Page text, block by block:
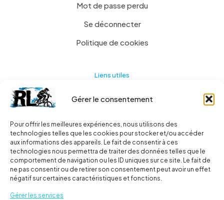
Gérer le consentement
Pour offrir les meilleures expériences, nous utilisons des
technologies telles que les cookies pour stocker et/ou accéder
aux informations des appareils. Le fait de consentir à ces
technologies nous permettra de traiter des données telles que le
comportement de navigation ou les ID uniques sur ce site. Le fait de
ne pas consentir ou de retirer son consentement peut avoir un effet
négatif sur certaines caractéristiques et fonctions.
Gérer les services
Mot de passe perdu
Se déconnecter
Politique de cookies
Liens utiles
Actualités
A propos
Contact
Ma liste